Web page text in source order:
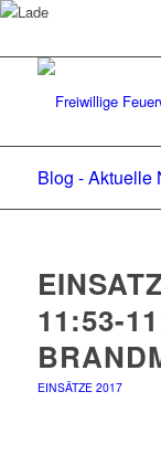
Blog - Aktuelle
11:53-
EINSÄTZE 2017